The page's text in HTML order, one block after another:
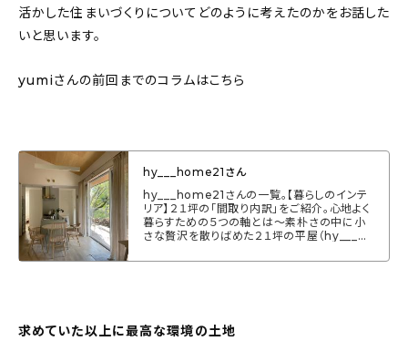
キッチン
About
会社概要
活かした住まいづくりについてどのように考えたのかをお話した
いと思います。
yumiさんの前回までのコラムはこちら
hy___home21さん
hy___home21さんの一覧。【暮らしのインテ
リア】２１坪の「間取り内訳」をご紹介。心地よく
暮らすための５つの軸とは〜素朴さの中に小
さな贅沢を散りばめた２１坪の平屋（hy___ho
りがとうございます。「暮らしのインテリア」では
アパートなどそれぞれ暮らしの中にインテリア
求めていた以上に最高な環境の土地